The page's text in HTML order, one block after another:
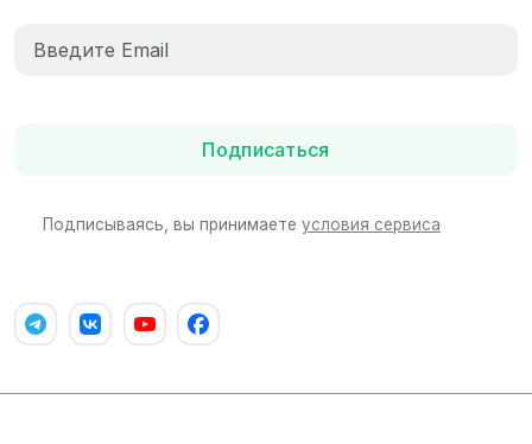
Подписаться
Подписываясь, вы принимаете условия сервиса